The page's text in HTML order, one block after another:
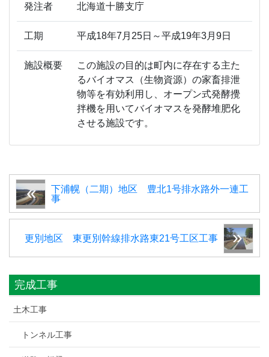
発注者 北海道十勝支庁
工期 平成18年7月25日～平成19年3月9日
施設概要
この施設の目的は町内に存在する主た
るバイオマス（生物資源）の家畜排泄
物等を有効利用し、オープン式発酵攪
拌機を用いてバイオマスを発酵堆肥化
させる施設です。
下浦幌（二期）地区 豊北1号排水路外一連工
事
更別地区 東更別幹線排水路東21号工区工事
完成工事
土木工事
トンネル工事